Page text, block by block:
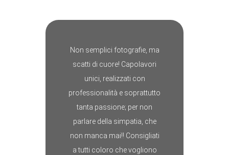
Non semplici fotografie, ma
scatti di cuore! Capolavori
unici, realizzati con
professionalità e soprattutto
tanta passione; per non
parlare della simpatia, che
non manca mai!! Consigliati
a tutti coloro che vogliono